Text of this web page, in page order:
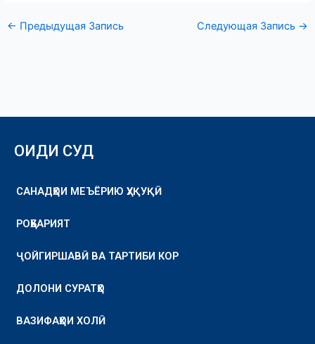
← Предыдущая Запись Следующая Запись →
ОИДИ СУД
САНАДҲОИ МЕЪЁРИЮ ҲУҚУҚӢ
РОҲБАРИЯТ
ҶОЙГИРШАВӢ ВА ТАРТИБИ КОР
ДОЛОНИ СУРАТҲО
ВАЗИФАҲОИ ХОЛӢ